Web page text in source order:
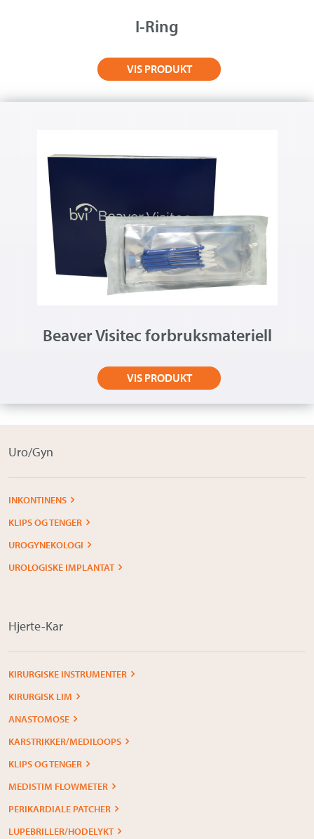
I-Ring
VIS PRODUKT
Beaver Visitec forbruksmateriell
VIS PRODUKT
Uro/Gyn
INKONTINENS
KLIPS OG TENGER
UROGYNEKOLOGI
UROLOGISKE IMPLANTAT
Hjerte-Kar
KIRURGISKE INSTRUMENTER
KIRURGISK LIM
ANASTOMOSE
KARSTRIKKER/MEDILOOPS
KLIPS OG TENGER
MEDISTIM FLOWMETER
PERIKARDIALE PATCHER
LUPEBRILLER/HODELYKT